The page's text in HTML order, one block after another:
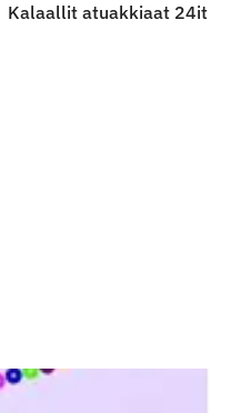
Kalaallit atuakkiaat 24it